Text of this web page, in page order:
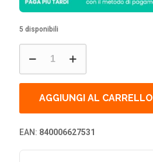
5 disponibili
iCUE
5000X
RGB
Tempered
Smart
Case
-
Bianco
AGGIUNGI AL CARRELLO
EAN: 840006627531